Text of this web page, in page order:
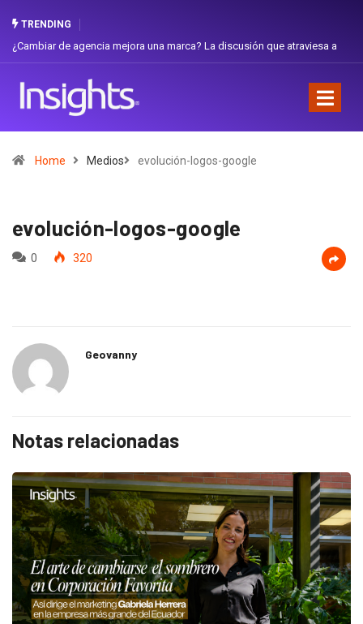
TRENDING
de agencia mejora una marca? La discusión que atraviesa a
Home Medios evolución-logos-google
evolución-logos-google
0 320
Geovanny
Notas relacionadas